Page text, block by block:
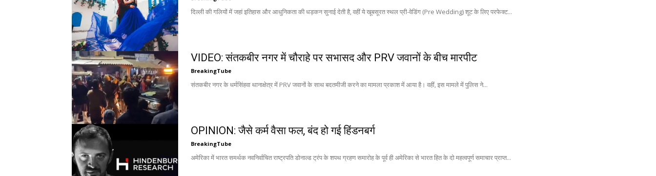
दिल्ली की गलियों में जहां इतिहास और आधुनिकता की धड़कन सुनाई देती है, वहीं ये खूबसूरत स्थल प्री-वेडिंग (Pre Wedding) शूट के लिए परफेक्ट...
VIDEO: संतकबीर नगर में चौराहे पर सभासद और PRV जवानों के बीच मारपीट
BreakingTube
संतकबीर नगर के धर्मसिंहवा थानाक्षेत्र में PRV जवानों के साथ बदतमीजी करने का मामला प्रकाश में आया है। वहीं, इस मामले में पुलिस ने...
OPINION: जैसे कर्म वैसा फल, बंद हो गई हिंडनबर्ग
BreakingTube
अमेरिका में भारत समर्थक नवनिर्वाचित राष्ट्रपति डोनाल्ड ट्रंप के शपथ ग्रहण समारोह के पूर्व ही अमेरिका से भारत हित के दो महत्वपूर्ण समाचार प्राप्त...